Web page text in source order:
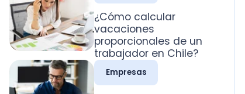
Empresas
¿Cuál es el plazo para
pagar remuneraciones
en Chile?
Empresas